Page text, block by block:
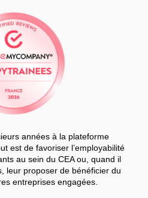
années à la plateforme
est de favoriser l’employabilité
au sein du CEA ou, quand il
leur proposer de bénéficier du
entreprises engagées.